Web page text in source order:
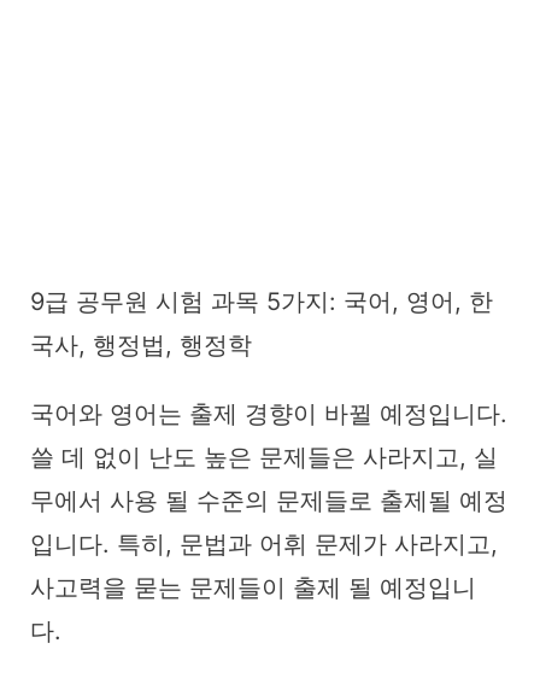
9급 공무원 시험 과목 5가지: 국어, 영어, 한
국사, 행정법, 행정학
국어와 영어는 출제 경향이 바뀔 예정입니다.
쓸 데 없이 난도 높은 문제들은 사라지고, 실
무에서 사용 될 수준의 문제들로 출제될 예정
입니다. 특히, 문법과 어휘 문제가 사라지고,
사고력을 묻는 문제들이 출제 될 예정입니
다.